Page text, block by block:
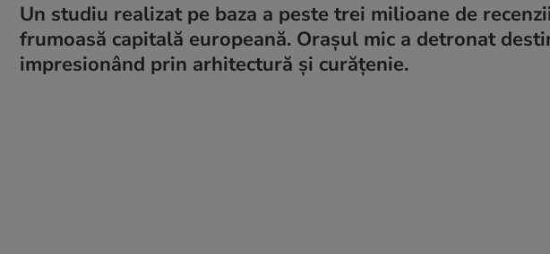
Un studiu realizat pe baza a peste trei milioane de
frumoasă capitală europeană. Orașul mic a detronat
impresionând prin arhitectură și curățenie.